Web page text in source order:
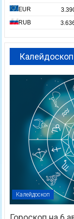
Калейдоскоп
Калейдоскоп